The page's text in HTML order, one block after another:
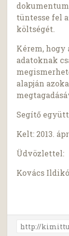
tüntesse fel
költségét.
Kérem, hogy
adatoknak
alapján
Segítő
Kelt: 2013.
Üdvözlettel:
Kovács Ildikó